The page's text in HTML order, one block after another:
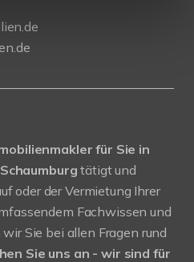
für Sie in
tätigt und
oder der Vermietung Ihrer
Fachwissen und
Sie bei allen Fragen rund
Sie uns an - wir sind für